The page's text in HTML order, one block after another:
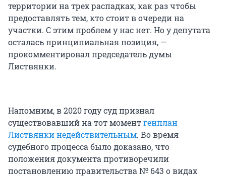
территории на трех распадках, как раз чтобы
предоставлять тем, кто стоит в очереди на
участки. С этим проблем у нас нет. Но у депутата
осталась принципиальная позиция, —
прокомментировал председатель думы
Листвянки.
Напомним, в 2020 году суд признал
существовавший на тот моментгенплан
Листвянки недействительным. Во время
судебного процесса было доказано, что
положения документа противоречили
постановлению правительства № 643 о видах